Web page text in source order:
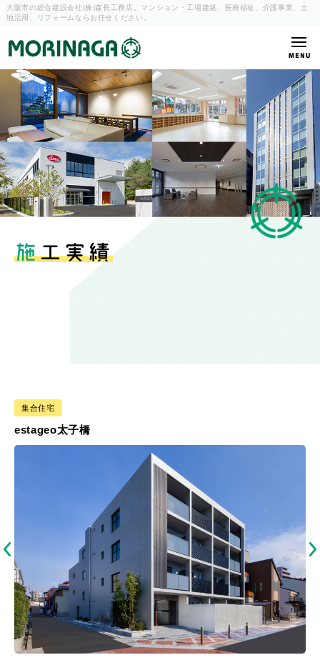
大阪市の総合建設会社(株)森長工務店。マンション・工場建築、
医療福祉、介護事業、土
地活用、リフォームならお任せください。
集合住宅
estageo太子橋